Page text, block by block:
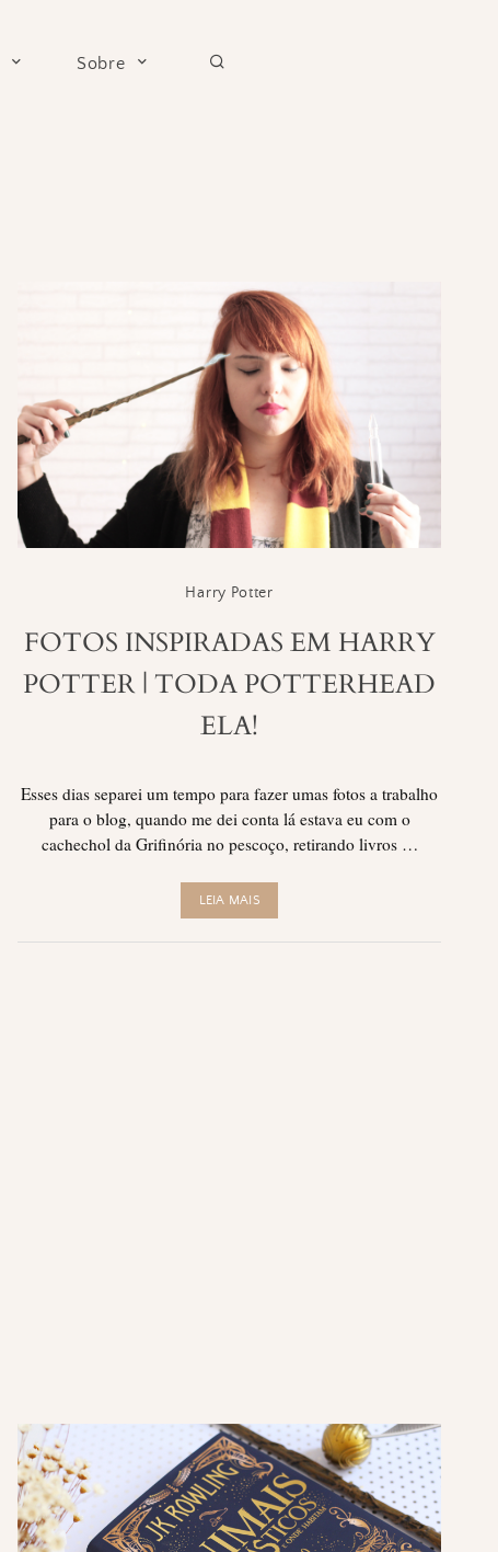
Sobre
Harry Potter
FOTOS INSPIRADAS EM HARRY
POTTER | TODA POTTERHEAD
ELA!
Esses dias separei um tempo para fazer umas fotos a trabalho
para o blog, quando me dei conta lá estava eu com o
cachechol da Grifinória no pescoço, retirando livros …
LEIA MAIS